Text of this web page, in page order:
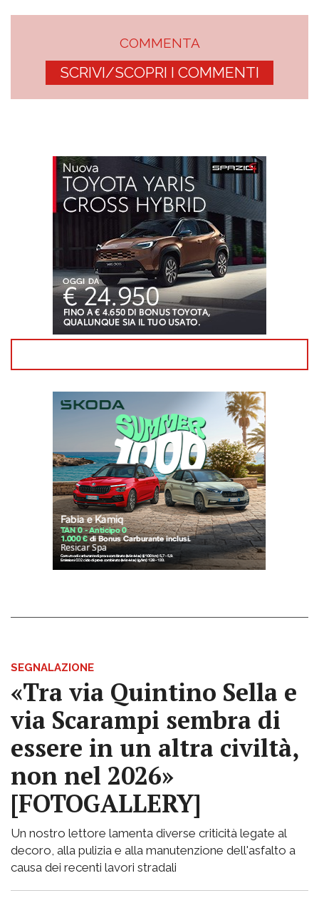
COMMENTA
SCRIVI/SCOPRI I COMMENTI
SEGNALAZIONE
«Tra via Quintino Sella e
via Scarampi sembra di
essere in un altra civiltà,
non nel 2026»
[FOTOGALLERY]
Un nostro lettore lamenta diverse criticità legate al
decoro, alla pulizia e alla manutenzione dell'asfalto a
causa dei recenti lavori stradali